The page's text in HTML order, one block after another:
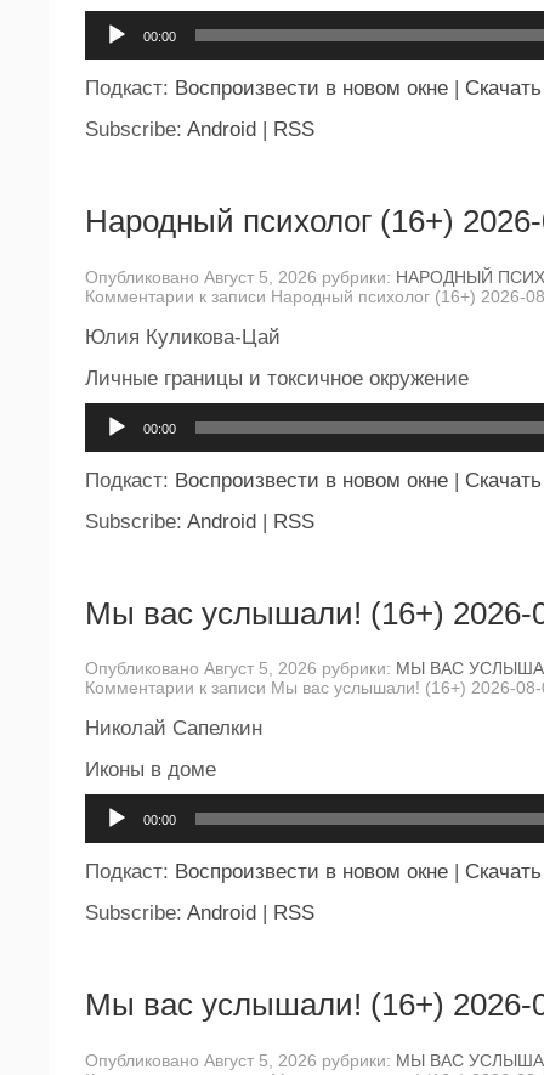
00:00
Подкаст: Воспроизвести в новом окне | Скачать
Subscribe: Android | RSS
Народный психолог (16+)
Опубликовано Август 5, 2026 рубрики: НАРОДНЫЙ
Комментарии к записи Народный психолог (16+) 2026-
Юлия Куликова-Цай
Личные границы и токсичное окружение
00:00
Подкаст: Воспроизвести в новом окне | Скачать
Subscribe: Android | RSS
Мы вас услышали! (16+) 2026-
Опубликовано Август 5, 2026 рубрики: МЫ ВАС
Комментарии к записи Мы вас услышали! (16+) 2026-
Николай Сапелкин
Иконы в доме
00:00
Подкаст: Воспроизвести в новом окне
Скачать
Subscribe: Android RSS
Мы вас услышали! (16+) 2026-
Опубликовано Август 5, 2026 рубрики: МЫ ВАС